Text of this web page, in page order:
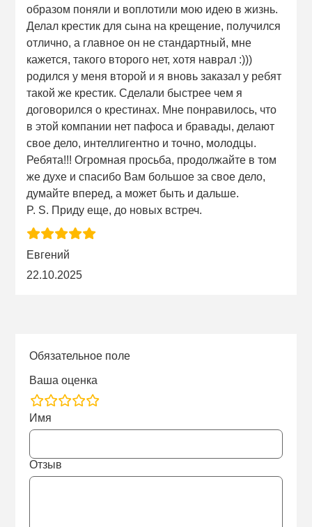
образом поняли и воплотили мою идею в жизнь.
Делал крестик для сына на крещение, получился
отлично, а главное он не стандартный, мне
кажется, такого второго нет, хотя наврал :)))
родился у меня второй и я вновь заказал у ребят
такой же крестик. Сделали быстрее чем я
договорился о крестинах. Мне понравилось, что
в этой компании нет пафоса и бравады, делают
свое дело, интеллигентно и точно, молодцы.
Ребята!!! Огромная просьба, продолжайте в том
же духе и спасибо Вам большое за свое дело,
думайте вперед, а может быть и дальше.
P. S. Приду еще, до новых встреч.
Евгений
22.10.2025
Обязательное поле
Ваша оценка
rating
fields
Имя
Отзыв